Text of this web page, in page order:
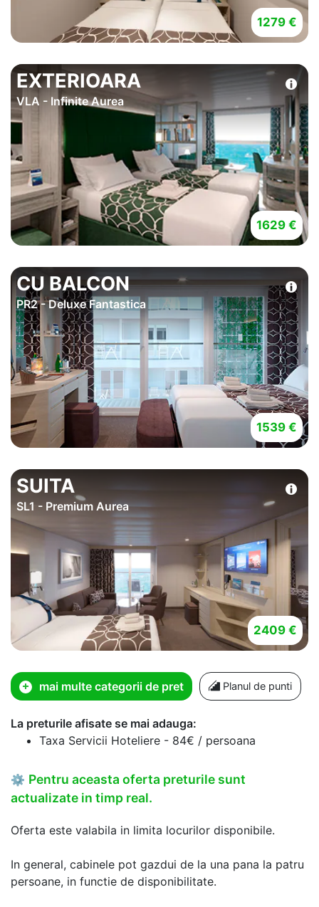
1279 €
EXTERIOARA
VLA - Infinite Aurea
1629 €
CU BALCON
PR2 - Deluxe Fantastica
1539 €
SUITA
SL1 - Premium Aurea
2409 €
mai multe categorii de pret Planul de punti
La preturile afisate se mai adauga:
Taxa Servicii Hoteliere - 84€ / persoana
⚙ Pentru aceasta oferta preturile sunt
actualizate in timp real.
Oferta este valabila in limita locurilor disponibile.
In general, cabinele pot gazdui de la una pana la patru
persoane, in functie de disponibilitate.